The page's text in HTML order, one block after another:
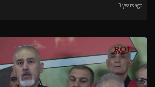
3 years ago